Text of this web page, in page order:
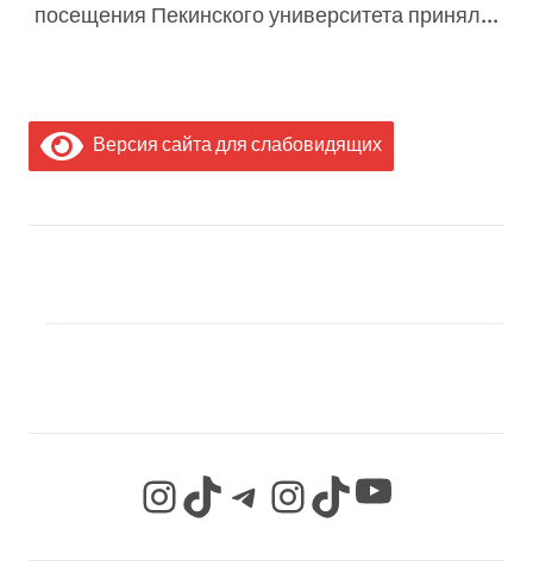
посещения Пекинского университета принял...
Версия сайта для слабовидящих
InstagramTikTok Telegram InstagramTikTok YouTube